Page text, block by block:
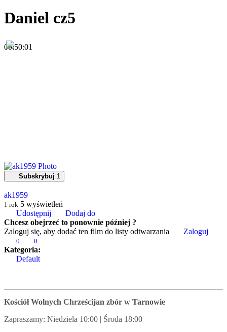
Daniel cz5
00:50:01
Subskrybuj 1
ak1959
1 rok 5 wyświetleń
Udostępnij
Dodaj do
Chcesz obejrzeć to ponownie później ?
Zaloguj się, aby dodać ten film do listy odtwarzania
Zaloguj
0 0
Kategoria:
Default
Kościół Wolnych Chrześcijan zbór w Tarnowie
Zapraszamy: Niedziela 10:00 | Środa 18:00